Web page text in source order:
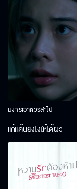
มังกรเอาตัวริสาไป
แก้แค้นยังไงให้ได้ผัว